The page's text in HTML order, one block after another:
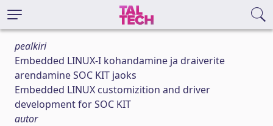
pealkiri
Embedded LINUX-I kohandamine ja draiverite
arendamine SOC KIT jaoks
Embedded LINUX customizition and driver
development for SOC KIT
autor